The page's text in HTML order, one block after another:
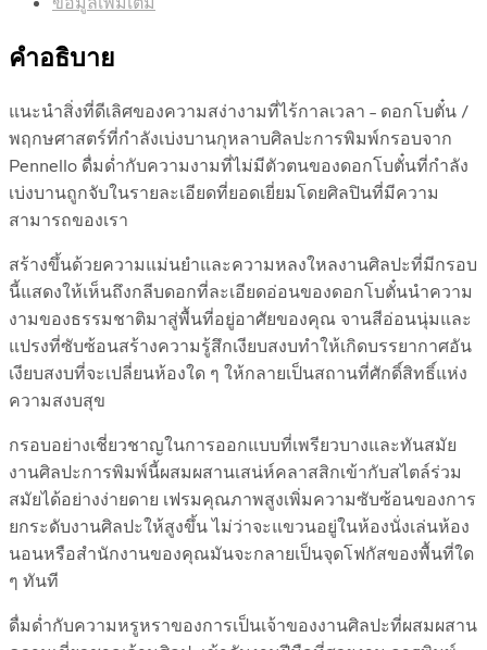
คำอธิบาย
แนะนำสิ่งที่ดีเลิศของความสง่างามที่ไร้กาลเวลา – ดอกโบตั๋น /
พฤกษศาสตร์ที่กำลังเบ่งบานกุหลาบศิลปะการพิมพ์กรอบจาก
Pennello ดื่มด่ำกับความงามที่ไม่มีตัวตนของดอกโบตั๋นที่กำลัง
เบ่งบานถูกจับในรายละเอียดที่ยอดเยี่ยมโดยศิลปินที่มีความ
สามารถของเรา
สร้างขึ้นด้วยความแม่นยำและความหลงใหลงานศิลปะที่มีกรอบ
นี้แสดงให้เห็นถึงกลีบดอกที่ละเอียดอ่อนของดอกโบตั๋นนำความ
งามของธรรมชาติมาสู่พื้นที่อยู่อาศัยของคุณ จานสีอ่อนนุ่มและ
แปรงที่ซับซ้อนสร้างความรู้สึกเงียบสงบทำให้เกิดบรรยากาศอัน
เงียบสงบที่จะเปลี่ยนห้องใด ๆ ให้กลายเป็นสถานที่ศักดิ์สิทธิ์แห่ง
ความสงบสุข
กรอบอย่างเชี่ยวชาญในการออกแบบที่เพรียวบางและทันสมัย
งานศิลปะการพิมพ์นี้ผสมผสานเสน่ห์คลาสสิกเข้ากับสไตล์ร่วม
สมัยได้อย่างง่ายดาย เฟรมคุณภาพสูงเพิ่มความซับซ้อนของการ
ยกระดับงานศิลปะให้สูงขึ้น ไม่ว่าจะแขวนอยู่ในห้องนั่งเล่นห้อง
นอนหรือสำนักงานของคุณมันจะกลายเป็นจุดโฟกัสของพื้นที่ใด
ๆ ทันที
ดื่มด่ำกับความหรูหราของการเป็นเจ้าของงานศิลปะที่ผสมผสาน